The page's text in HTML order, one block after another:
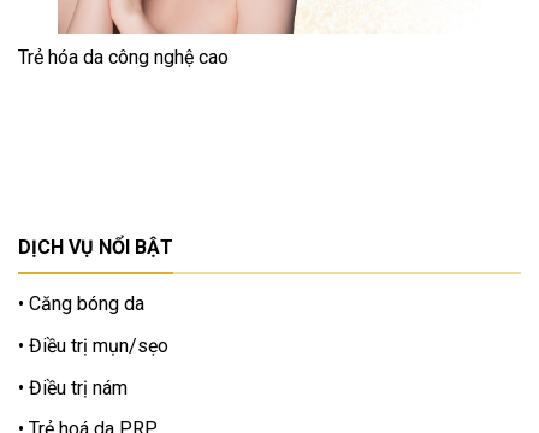
Trẻ hóa da công nghệ cao
DỊCH VỤ NỔI BẬT
Căng bóng da
Điều trị mụn/sẹo
Điều trị nám